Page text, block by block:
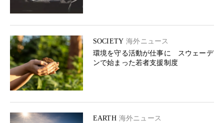
SOCIETY 海外ニュース
環境を守る活動が仕事に スウェーデ
ンで始まった若者支援制度
EARTH 海外ニュース